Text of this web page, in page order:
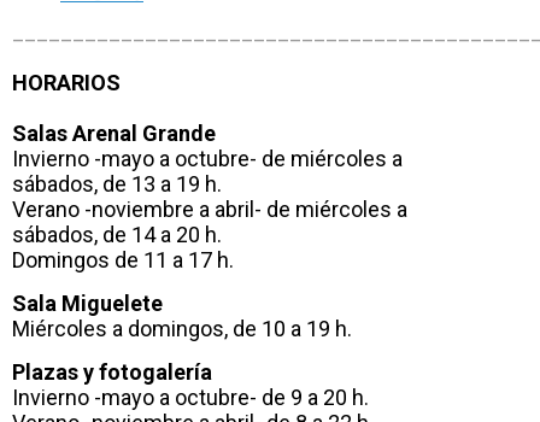
HORARIOS
Salas Arenal Grande
Invierno -mayo a octubre- de miércoles a
sábados, de 13 a 19 h.
Verano -noviembre a abril- de miércoles a
sábados, de 14 a 20 h.
Domingos de 11 a 17 h.
Sala Miguelete
Miércoles a domingos, de 10 a 19 h.
Plazas y fotogalería
Invierno -mayo a octubre- de 9 a 20 h.